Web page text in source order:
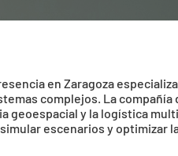
en Zaragoza
complejos. La compañía
geoespacial y la logística
escenarios y optimizar